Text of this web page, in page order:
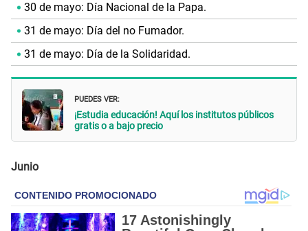
30 de mayo: Día Nacional de la Papa.
31 de mayo: Día del no Fumador.
31 de mayo: Día de la Solidaridad.
PUEDES VER:
¡Estudia educación! Aquí los institutos públicos
gratis o a bajo precio
Junio